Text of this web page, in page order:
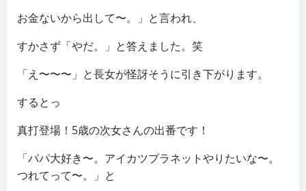
お金ないから出して〜。」と言われ、
すかさず「やだ。」と答えました。笑
「え〜〜〜」と長女が怪訝そうに引き下がります。
するとっ
真打登場！5歳の次女さんの出番です！
「パパ大好き〜。アイカツプラネットやりたいな〜。
つれてって〜。」と